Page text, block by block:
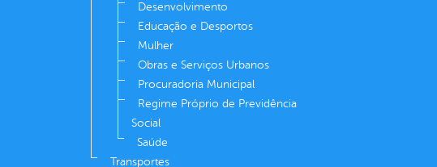
Desenvolvimento
Educação e Desportos
Mulher
Obras e Serviços Urbanos
Procuradoria Municipal
Regime Próprio de Previdência
Social
Saúde
Transportes